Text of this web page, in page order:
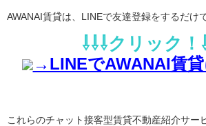
AWANAI賃貸は、LINEで友達登録をするだけ
⇩⇩⇩クリック！
→LINEでAWANAI賃貸
これらのチャット接客型賃貸不動産紹介サー